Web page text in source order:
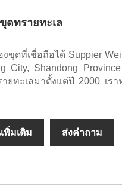
ดทรายทะเล
งขุดที่เชื่อถือได้ Suppier
City, Shandong
ายทะเลมาตั้งแต่ปี 2000 เร
พิ่มเติม ส่งคำถาม